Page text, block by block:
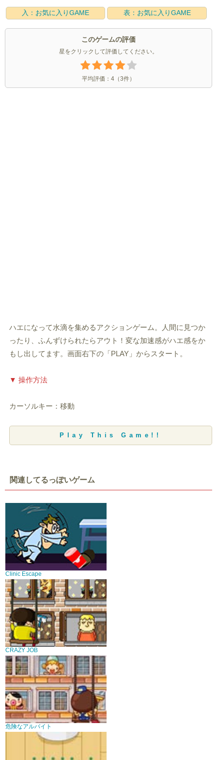
入：お気に入りGAME 表：お気に入りGAME
このゲームの評価
星をクリックして評価してください。
平均評価： 4 （3件）
ハエになって水滴を集めるアクションゲーム。人間に見つか
ったり、ふんずけられたらアウト！変な加速感がハエ感をか
もし出してます。画面右下の「PLAY」からスタート。
▼ 操作方法
カーソルキー：移動
Play This Game!!
関連してるっぽいゲーム
Clinic Escape
CRAZY JOB
危険なアルバイト